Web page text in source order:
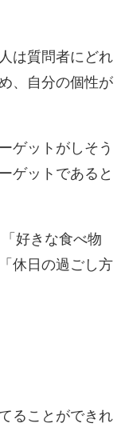
は質問者にどれ
、自分の個性が
ゲットがしそう
ゲットであると
好きな食べ物
休日の過ごし方
ることができれ